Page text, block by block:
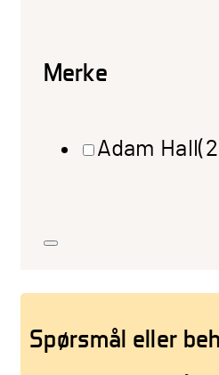
Merke
Adam Hall
Spørsmål eller